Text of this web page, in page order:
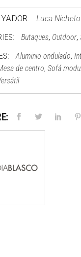
Luca Nicheto
Butaques, Outdoor,
Aluminio ondulado,
de centro, Sofá